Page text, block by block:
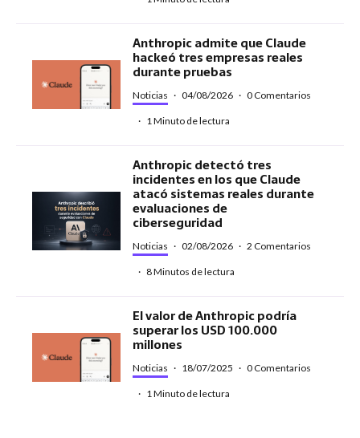
Anthropic admite que Claude
hackeó tres empresas reales
durante pruebas
Noticias · 04/08/2026 · 0 Comentarios
· 1 Minuto de lectura
Anthropic detectó tres
incidentes en los que Claude
atacó sistemas reales durante
evaluaciones de
ciberseguridad
Noticias · 02/08/2026 · 2 Comentarios
· 8 Minutos de lectura
El valor de Anthropic podría
superar los USD 100.000
millones
Noticias · 18/07/2025 · 0 Comentarios
· 1 Minuto de lectura